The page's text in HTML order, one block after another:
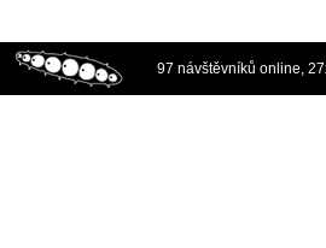
97 návštěvníků online,